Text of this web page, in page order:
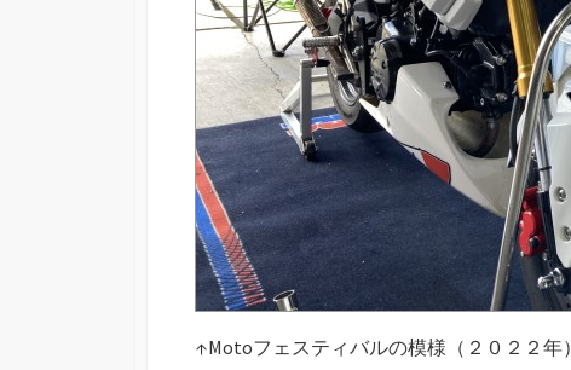
↑Motoフェスティバルの模様（２０２２年）